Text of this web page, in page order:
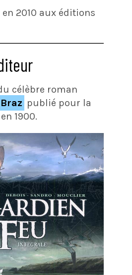
2010 aux éditions
célèbre roman
publié pour la
1900.